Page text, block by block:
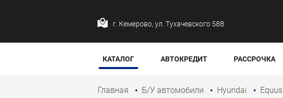
г. Кемерово, ул. Тухачевского 58В
КАТАЛОГ АВТОКРЕДИТ РАССРОЧКА
Главная Б/У автомобили Hyundai Equus